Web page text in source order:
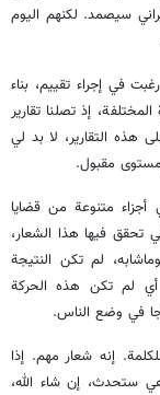
سيصمد. لكنهم اليوم
إذا رغبت في إجراء تقييم، بناء
إذ تصلنا تقارير
هذه التقارير، لا بد لي
مقبول.
أجزاء متنوعة من قضايا
تحقق فيها هذا الشعار،
لم تكن النتيجة
أي لم تكن هذه الحركة
في وضع الناس.
إنه شعار مهم. إذا
ستحدث، إن شاء الله،